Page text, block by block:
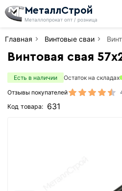
МеталлСтрой
Металлопрокат опт / розница
Главная Винтовые сваи
Винтовая свая
Есть в наличии
Остаток на складах
Отзывы покупателей
Код товара: 631